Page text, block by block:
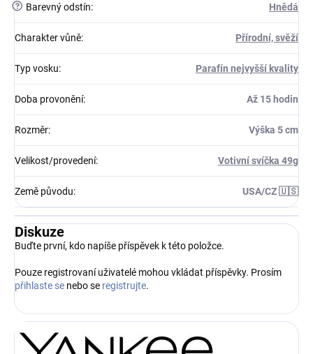
? Barevný odstín: Hnědá
Charakter vůně: Přírodní, svěží
Typ vosku: Parafín nejvyšší kvality
Doba provonění: Až 15 hodin
Rozměr: Výška 5 cm
Velikost/provedení: Votivní svíčka 49g
Země původu: USA/CZ 🇺🇸
Diskuze
Buďte první, kdo napíše příspěvek k této položce.
Pouze registrovaní uživatelé mohou vkládat příspěvky. Prosím
přihlaste se nebo se registrujte.